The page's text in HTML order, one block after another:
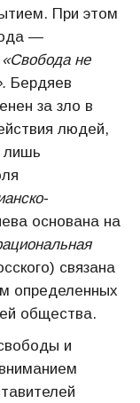
При этом
—
«Свобода не
Бердяев
за зло в
людей,
лишь
основана на
связана
определенных
общества.
и